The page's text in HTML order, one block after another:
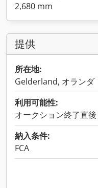
2,680 mm
提供
所在地:
Gelderland, オランダ
利用可能性:
オークション終了直後
納入条件:
FCA